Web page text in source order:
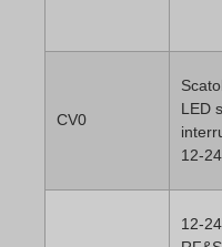
CV0
LED
12-
12-